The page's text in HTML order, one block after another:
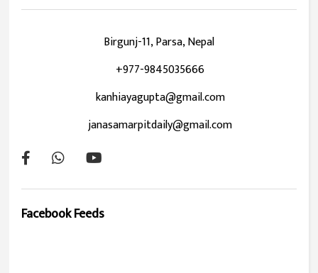
Birgunj-11, Parsa, Nepal
+977-9845035666
kanhiayagupta@gmail.com
janasamarpitdaily@gmail.com
Facebook Feeds